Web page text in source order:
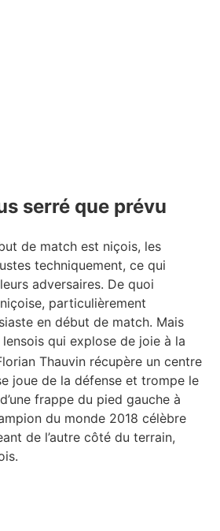
serré que prévu
de match est niçois, les
techniquement, ce qui
adversaires. De quoi
particulièrement
en début de match. Mais
lensois qui explose de joie à la
Thauvin récupère un centre
joue de la défense et trompe le
frappe du pied gauche à
du monde 2018 célèbre
de l’autre côté du terrain,